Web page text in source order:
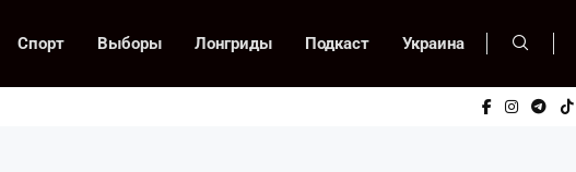
Спорт Выборы Лонгриды Подкаст Украина